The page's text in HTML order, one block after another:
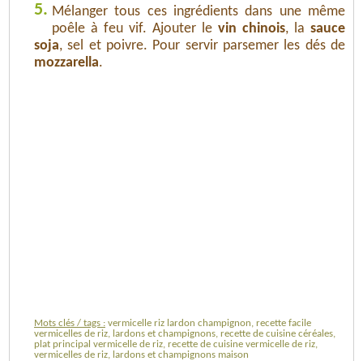
5. Mélanger tous ces ingrédients dans une même
poêle à feu vif. Ajouter le vin chinois, la sauce
soja, sel et poivre. Pour servir parsemer les dés de
mozzarella.
Mots clés / tags : vermicelle riz lardon champignon, recette facile
vermicelles de riz, lardons et champignons, recette de cuisine céréales,
plat principal vermicelle de riz, recette de cuisine vermicelle de riz,
vermicelles de riz, lardons et champignons maison